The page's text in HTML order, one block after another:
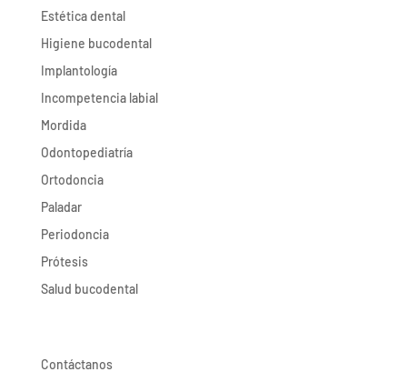
Estética dental
Higiene bucodental
Implantología
Incompetencia labial
Mordida
Odontopediatría
Ortodoncia
Paladar
Periodoncia
Prótesis
Salud bucodental
Contáctanos